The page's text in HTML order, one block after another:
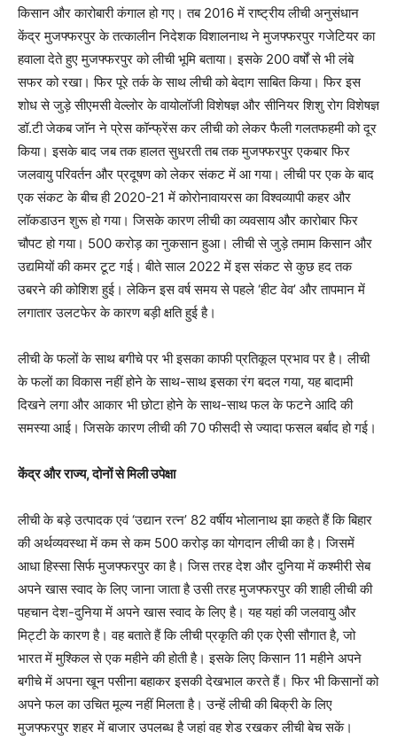
किसान और कारोबारी कंगाल हो गए। तब 2016 में राष्ट्रीय लीची अनुसंधान
केंद्र मुजफ्फरपुर के तत्कालीन निदेशक विशालनाथ ने मुजफ्फरपुर गजेटियर का
हवाला देते हुए मुजफ्फरपुर को लीची भूमि बताया। इसके 200 वर्षों से भी लंबे
सफर को रखा। फिर पूरे तर्क के साथ लीची को बेदाग साबित किया। फिर इस
शोध से जुड़े सीएमसी वेल्लोर के वायोलॉजी विशेषज्ञ और सीनियर शिशु रोग विशेषज्ञ
डॉ.टी जेकब जाॅन ने प्रेस कॉन्फ्रेंस कर लीची को लेकर फैली गलतफहमी को दूर
किया। इसके बाद जब तक हालत सुधरती तब तक मुजफ्फरपुर एकबार फिर
जलवायु परिवर्तन और प्रदूषण को लेकर संकट में आ गया। लीची पर एक के बाद
एक संकट के बीच ही 2020-21 में कोरोनावायरस का विश्वव्यापी कहर और
लॉकडाउन शुरू हो गया। जिसके कारण लीची का व्यवसाय और कारोबार फिर
चौपट हो गया। 500 करोड़ का नुकसान हुआ। लीची से जुड़े तमाम किसान और
उद्यमियों की कमर टूट गई। बीते साल 2022 में इस संकट से कुछ हद तक
उबरने की कोशिश हुई। लेकिन इस वर्ष समय से पहले ‘हीट वेव’ और तापमान में
लगातार उलटफेर के कारण बड़ी क्षति हुई है।
लीची के फलों के साथ बगीचे पर भी इसका काफी प्रतिकूल प्रभाव पर है। लीची
के फलों का विकास नहीं होने के साथ-साथ इसका रंग बदल गया, यह बादामी
दिखने लगा और आकार भी छोटा होने के साथ-साथ फल के फटने आदि की
समस्या आई। जिसके कारण लीची की 70 फीसदी से ज्यादा फसल बर्बाद हो गई।
केंद्र और राज्य, दोनों से मिली उपेक्षा
लीची के बड़े उत्पादक एवं ‘उद्यान रत्न’ 82 वर्षीय भोलानाथ झा कहते हैं कि बिहार
की अर्थव्यवस्था में कम से कम 500 करोड़ का योगदान लीची का है। जिसमें
आधा हिस्सा सिर्फ मुजफ्फरपुर का है। जिस तरह देश और दुनिया में कश्मीरी सेब
अपने खास स्वाद के लिए जाना जाता है उसी तरह मुजफ्फरपुर की शाही लीची की
पहचान देश-दुनिया में अपने खास स्वाद के लिए है। यह यहां की जलवायु और
मिट्टी के कारण है। वह बताते हैं कि लीची प्रकृति की एक ऐसी सौगात है, जो
भारत में मुश्किल से एक महीने की होती है। इसके लिए किसान 11 महीने अपने
बगीचे में अपना खून पसीना बहाकर इसकी देखभाल करते हैं। फिर भी किसानों को
अपने फल का उचित मूल्य नहीं मिलता है। उन्हें लीची की बिक्री के लिए
मुजफ्फरपुर शहर में बाजार उपलब्ध है जहां वह शेड रखकर लीची बेच सकें।